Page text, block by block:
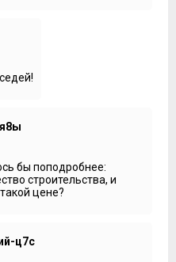
бы поподробнее:
строительства, и
цене?
ц7с